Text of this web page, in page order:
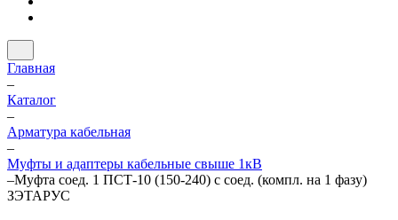
Главная
–
Каталог
–
Арматура кабельная
–
Муфты и адаптеры кабельные свыше 1кВ
–Муфта соед. 1 ПСТ-10 (150-240) с соед. (компл. на 1 фазу)
ЗЭТАРУС